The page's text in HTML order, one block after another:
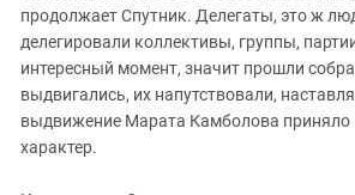
продолжает Спутник. Делегаты, это ж
делегировали коллективы, группы,
интересный момент, значит прошли
выдвигались, их напутствовали,
выдвижение Марата Камболова приняло
характер.